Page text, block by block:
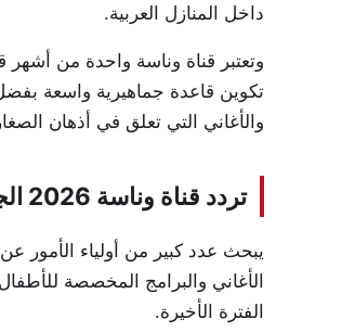
داخل المنازل العربية.
وتعتبر قناة وناسة واحدة من
تكوين قاعدة جماهيرية واسعة بفضل
والأغاني التي تعلق في أذهان
تردد قناة وناسة 2026 الجديد على نايل سات بجودة HD
يبحث عدد كبير من أولياء الأمور
الأغاني والبرامج المخصصة
الفترة الأخيرة.